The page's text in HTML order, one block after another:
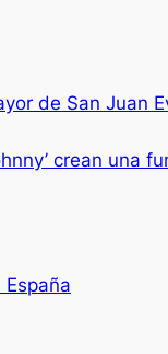
de San Juan
crean una